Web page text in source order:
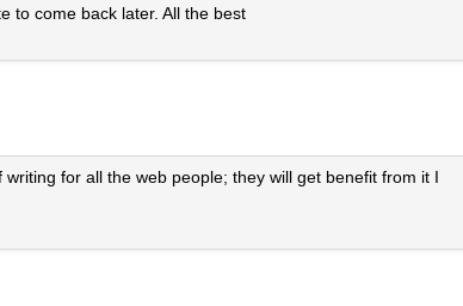
to come back later. All the best
writing for all the web people; they will get benefit from it I